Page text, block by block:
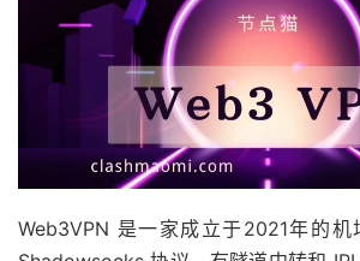
Web3VPN 是一家成立于2021年的